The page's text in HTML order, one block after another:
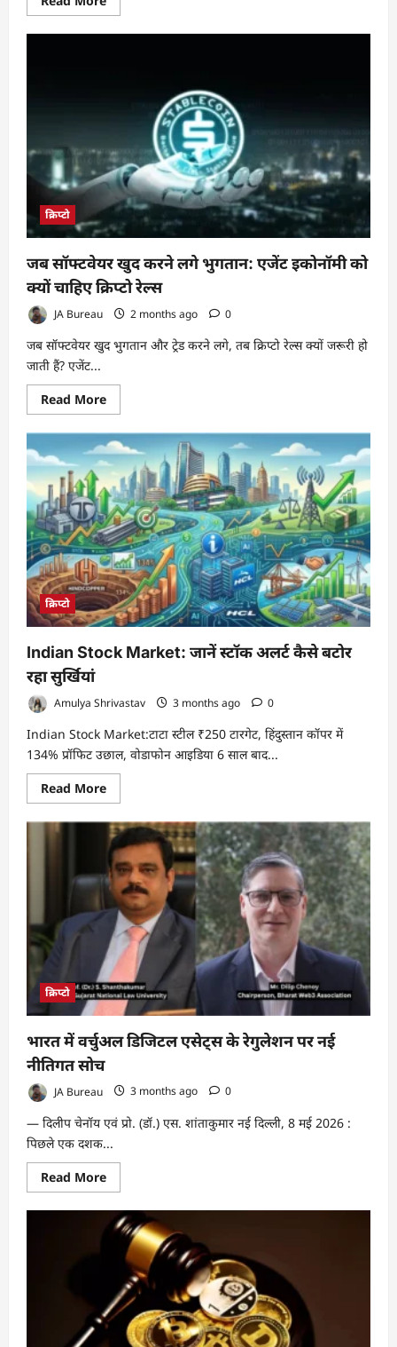
more
डॉलर-
इसका
असर
क्रिप्टो
जब सॉफ्टवेयर खुद करने लगे भुगतान: एजेंट इकोनॉमी को
क्यों चाहिए क्रिप्टो रेल्स
JA Bureau 2 months ago 0
जब सॉफ्टवेयर खुद भुगतान और ट्रेड करने लगे, तब क्रिप्टो रेल्स क्यों जरूरी हो
जाती हैं? एजेंट...
Read MoreRead
more
जब
सॉफ्टवेयर
खुद
करने
लगे
भुगतान:
एजेंट
इकोनॉमी
को
क्यों
चाहिए
क्रिप्टो
रेल्स
क्रिप्टो
Indian Stock Market: जानें स्टॉक अलर्ट कैसे बटोर
रहा सुर्खियां
Amulya Shrivastav 3 months ago 0
Indian Stock Market:टाटा स्टील ₹250 टारगेट, हिंदुस्तान कॉपर में
134% प्रॉफिट उछाल, वोडाफोन आइडिया 6 साल बाद...
Read MoreRead
more
Indian
Stock
Market:
जानें
स्टॉक
अलर्ट
कैसे
बटोर
रहा
सुर्खियां
क्रिप्टो
भारत में वर्चुअल डिजिटल एसेट्स के रेगुलेशन पर नई
नीतिगत सोच
JA Bureau 3 months ago 0
— दिलीप चेनॉय एवं प्रो. (डॉ.) एस. शांताकुमार नई दिल्ली, 8 मई 2026 :
पिछले एक दशक...
Read MoreRead
more
भारत
में
वर्चुअल
डिजिटल
एसेट्स
रेगुलेशन
पर
नई
नीतिगत
सोच